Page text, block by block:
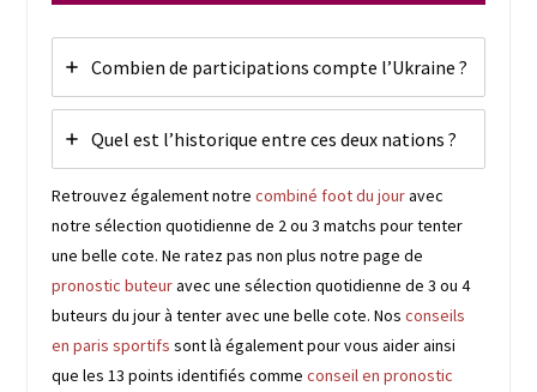
Combien de participations compte l’Ukraine ?
Quel est l’historique entre ces deux nations ?
Retrouvez également notre combiné foot du jouravec
notre sélection quotidienne de 2 ou 3 matchs pour tenter
une belle cote. Ne ratez pas non plus notre page de
pronostic buteuravec une sélection quotidienne de 3 ou 4
buteurs du jour à tenter avec une belle cote. Nos conseils
en paris sportifs sont là également pour vous aider ainsi
que les 13 points identifiés comme conseil en pronostic